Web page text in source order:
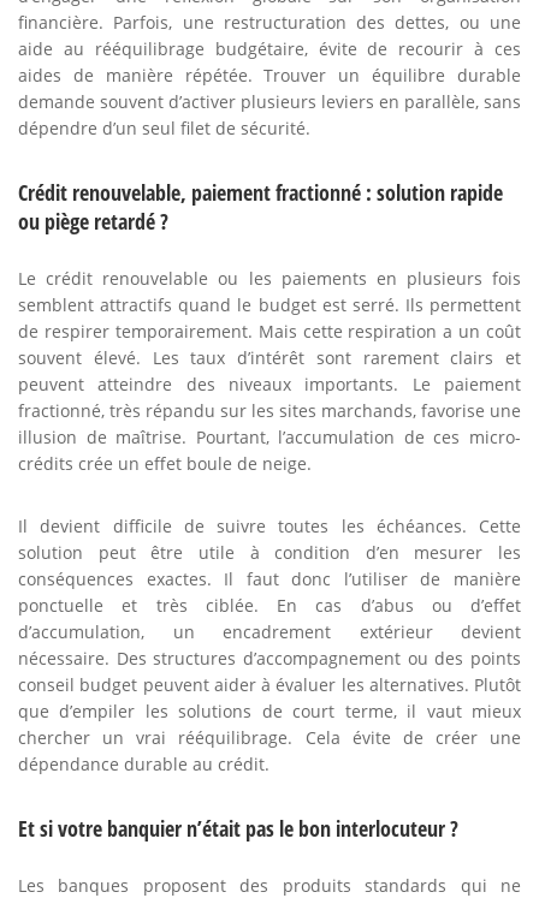
financière. Parfois, une restructuration des dettes, ou une
aide au rééquilibrage budgétaire, évite de recourir à ces
aides de manière répétée. Trouver un équilibre durable
demande souvent d’activer plusieurs leviers en parallèle, sans
dépendre d’un seul filet de sécurité.
Crédit renouvelable, paiement fractionné : solution rapide
ou piège retardé ?
Le crédit renouvelable ou les paiements en plusieurs fois
semblent attractifs quand le budget est serré. Ils permettent
de respirer temporairement. Mais cette respiration a un coût
souvent élevé. Les taux d’intérêt sont rarement clairs et
peuvent atteindre des niveaux importants. Le paiement
fractionné, très répandu sur les sites marchands, favorise une
illusion de maîtrise. Pourtant, l’accumulation de ces micro-
crédits crée un effet boule de neige.
Il devient difficile de suivre toutes les échéances. Cette
solution peut être utile à condition d’en mesurer les
conséquences exactes. Il faut donc l’utiliser de manière
ponctuelle et très ciblée. En cas d’abus ou d’effet
d’accumulation, un encadrement extérieur devient
nécessaire. Des structures d’accompagnement ou des points
conseil budget peuvent aider à évaluer les alternatives. Plutôt
que d’empiler les solutions de court terme, il vaut mieux
chercher un vrai rééquilibrage. Cela évite de créer une
dépendance durable au crédit.
Et si votre banquier n’était pas le bon interlocuteur ?
Les banques proposent des produits standards qui ne